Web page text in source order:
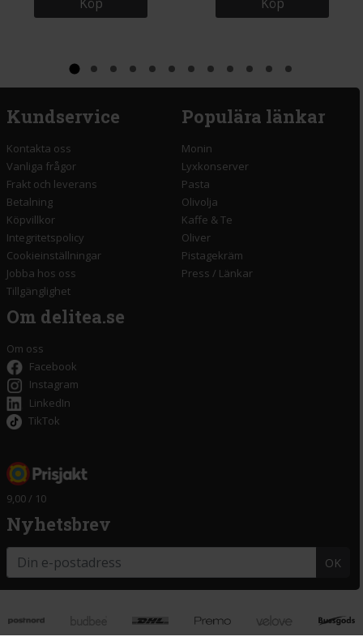
Kundservice
Kontakta oss
Vanliga frågor
Frakt och leverans
Betalning
Köpvillkor
Integritetspolicy
Cookieinställningar
Jobba hos oss
Tillgänglighet
Populära länkar
Monin
Lyxkonserver
Pasta
Olivolja
Kaffe & Te
Oliver
Pistagekräm
Press / Länkar
Om delitea.se
Om oss
Facebook
Instagram
LinkedIn
TikTok
9,00 / 10
Nyhetsbrev
OK